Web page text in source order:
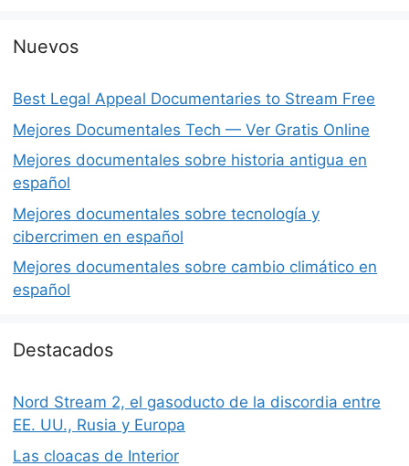
Nuevos
Best Legal Appeal Documentaries to Stream Free
Mejores Documentales Tech — Ver Gratis Online
Mejores documentales sobre historia antigua en
español
Mejores documentales sobre tecnología y
cibercrimen en español
Mejores documentales sobre cambio climático en
español
Destacados
Nord Stream 2, el gasoducto de la discordia entre
EE. UU., Rusia y Europa
Las cloacas de Interior